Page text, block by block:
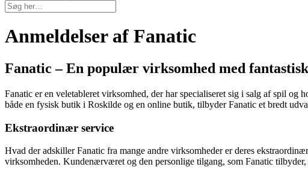
Anmeldelser af Fanatic
Fanatic – En populær virksomhed med
Fanatic er en veletableret virksomhed, der har specialiseret sig i salg af spil
både en fysisk butik i Roskilde og en online butik, tilbyder Fanatic et bredt
Ekstraordinær service
Hvad der adskiller Fanatic fra mange andre virksomheder er deres
virksomheden. Kundenærværet og den personlige tilgang, som Fanatic